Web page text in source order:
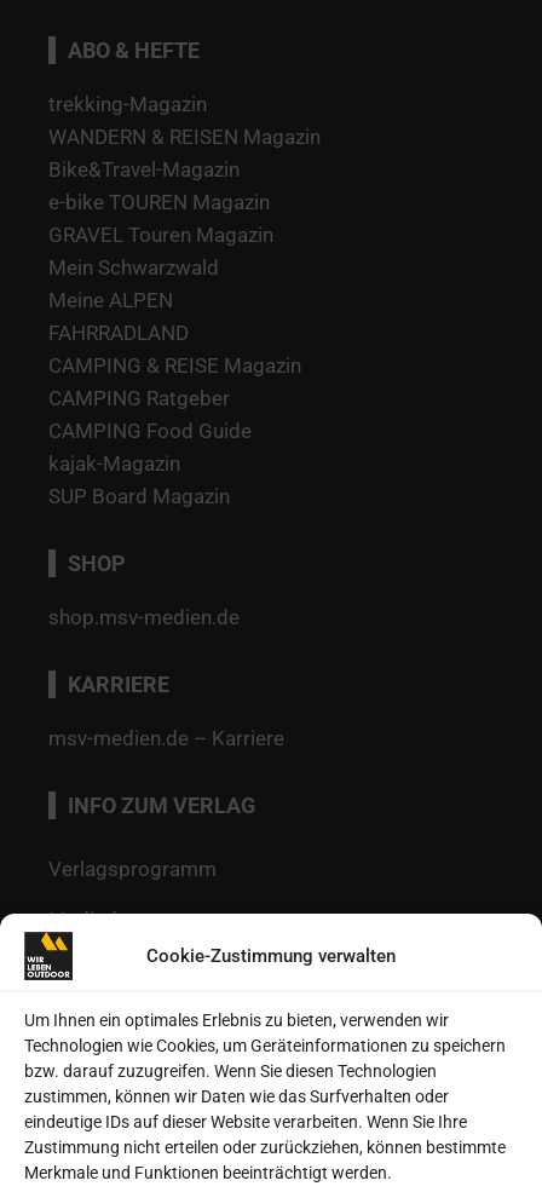
Cookie-Zustimmung verwalten
Um Ihnen ein optimales Erlebnis zu bieten, verwenden wir
Technologien wie Cookies, um Geräteinformationen zu speichern
bzw. darauf zuzugreifen. Wenn Sie diesen Technologien
zustimmen, können wir Daten wie das Surfverhalten oder
eindeutige IDs auf dieser Website verarbeiten. Wenn Sie Ihre
Zustimmung nicht erteilen oder zurückziehen, können bestimmte
Merkmale und Funktionen beeinträchtigt werden.
ABO & HEFTE
trekking-Magazin
WANDERN & REISEN Magazin
Bike&Travel-Magazin
e-bike TOUREN Magazin
GRAVEL Touren Magazin
Mein Schwarzwald
Meine ALPEN
FAHRRADLAND
CAMPING & REISE Magazin
CAMPING Ratgeber
CAMPING Food Guide
kajak-Magazin
SUP Board Magazin
SHOP
shop.msv-medien.de
KARRIERE
msv-medien.de – Karriere
INFO ZUM VERLAG
Verlagsprogramm
Mediadaten
Redaktion
Kontakt
Autoren
Datenschutz
Impressum